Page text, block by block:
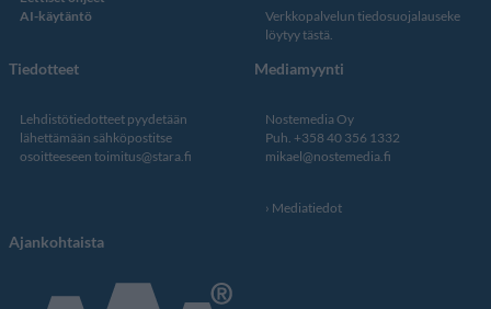
AI-käytäntö
Verkkopalvelun tiedosuojalauseke
löytyy tästä
Tiedotteet
Lehdistötiedotteet pyydetään
lähettämään sähköpostitse
osoitteeseen toimitus@stara.fi
Mediamyynti
Nostemedia Oy
Puh. +358 40 356 1332
mikael@nostemedia.fi
Mediatiedot
Ajankohtaista